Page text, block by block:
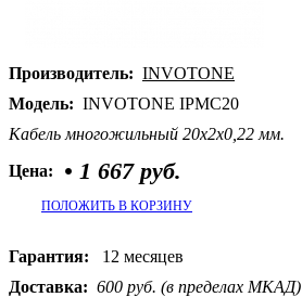
Производитель: INVOTONE
Модель: INVOTONE IPMC20
Кабель многожильный 20х2х0,22 мм.
Цена:
• 1 667 руб.
ПОЛОЖИТЬ В КОРЗИНУ
Гарантия: 12 месяцев
Доставка: 600 руб. (в пределах МКАД)